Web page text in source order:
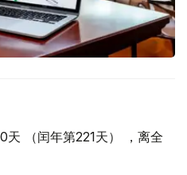
（闰年第221天） ，离全